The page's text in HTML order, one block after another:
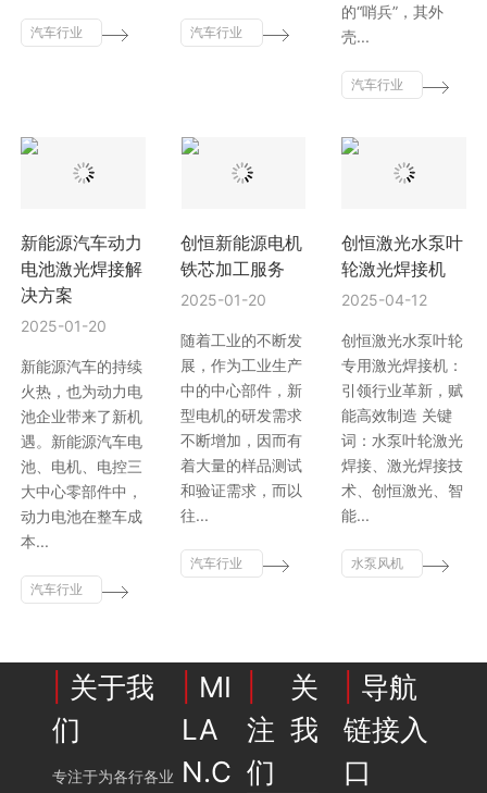
低压电气行业
汽车行业
汽车行业
的“哨兵”，其外
壳...
汽车行业
解决方案
新能源汽车动力
电池激光焊接解
决方案
2025-01-20
新能源汽车的持续
火热，也为动力电
池企业带来了新机
遇。新能源汽车电
池、电机、电控三
大中心零部件中，
动力电池在整车成
本...
汽车行业
创恒新能源电机
铁芯加工服务
2025-01-20
随着工业的不断发
展，作为工业生产
中的中心部件，新
型电机的研发需求
不断增加，因而有
着大量的样品测试
和验证需求，而以
往...
汽车行业
创恒激光水泵叶
轮激光焊接机
2025-04-12
创恒激光水泵叶轮
专用激光焊接机：
引领行业革新，赋
能高效制造 关键
词：水泵叶轮激光
焊接、激光焊接技
术、创恒激光、智
能...
水泵风机
关于我
们
专注于为各行各业
MI
LA
N.C
关
注我
们
导航
链接入
口